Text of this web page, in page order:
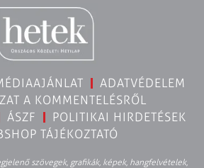
ADATVÉDELEM
A KOMMENTELÉSRŐL
ÁSZF
POLITIKAI HIRDETÉSEK
TÁJÉKOZTATÓ
szövegek, grafikák, képek, hangfelvételek,